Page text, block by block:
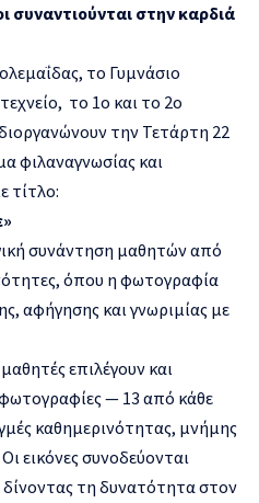
συναντιούνται στην καρδιά
το Γυμνάσιο
το 1ο και το 2ο
την Τετάρτη 22
φιλαναγνωσίας και
τίτλο:
συνάντηση μαθητών από
όπου η φωτογραφία
αφήγησης και γνωριμίας με
επιλέγουν και
— 13 από κάθε
καθημερινότητας, μνήμης
εικόνες συνοδεύονται
τη δυνατότητα στον